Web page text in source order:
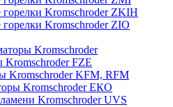
горелки Kromschroder ZKIH
горелки Kromschroder ZIO
Kromschroder
Kromschroder FZE
Kromschroder KFM, RFM
Kromschroder ЕКО
Kromschroder UVS